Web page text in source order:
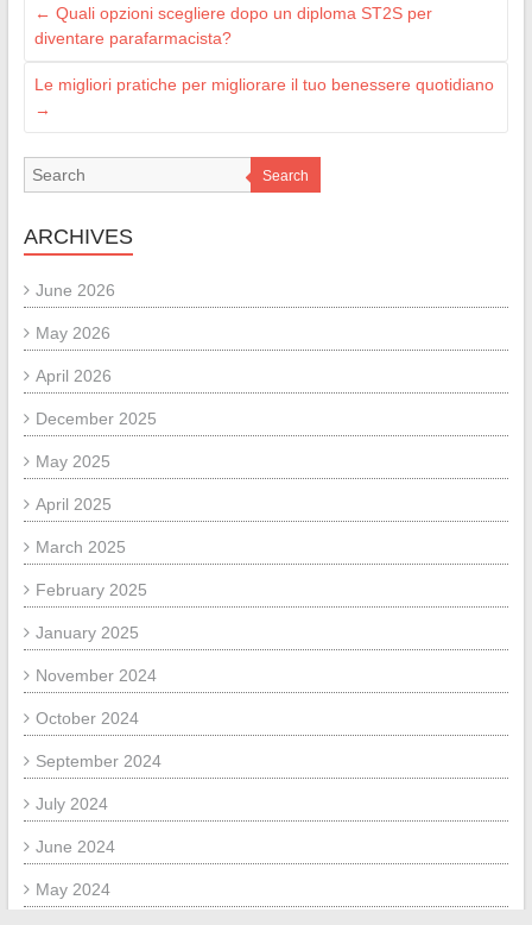
← Quali opzioni scegliere dopo un diploma ST2S per
diventare parafarmacista?
Le migliori pratiche per migliorare il tuo benessere quotidiano
→
Search
ARCHIVES
June 2026
May 2026
April 2026
December 2025
May 2025
April 2025
March 2025
February 2025
January 2025
November 2024
October 2024
September 2024
July 2024
June 2024
May 2024